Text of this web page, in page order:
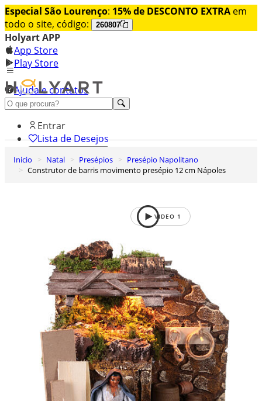
Especial São Lourenço: 15% de DESCONTO EXTRA em
todo o site, código:
260807
Holyart APP
App Store
Play Store
Ajuda e contatos
Conheça premium
Entrar
Lista de Desejos
Carrinho de Compras
Inicio Natal Presépios
Presépio Napolitano
Construtor de barris movimento presépio 12 cm Nápoles
VIDEO 1